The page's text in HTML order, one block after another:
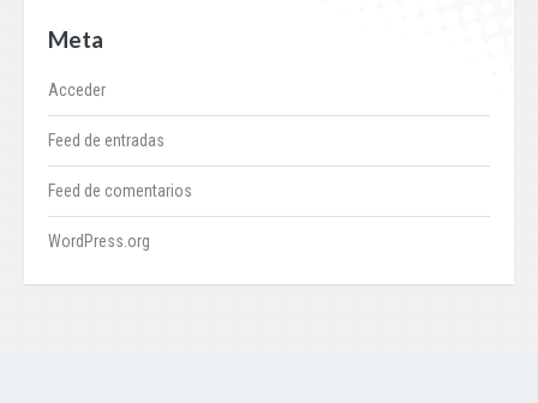
Meta
Acceder
Feed de entradas
Feed de comentarios
WordPress.org